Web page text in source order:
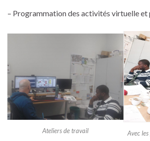
– Programmation des activités virtuelle et
Ateliers de travail Avec